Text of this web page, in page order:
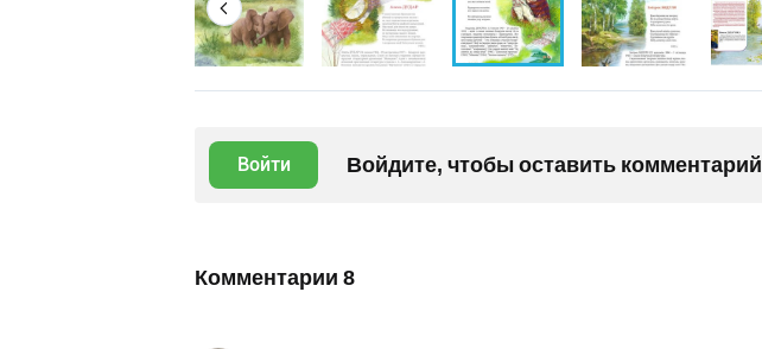
Войти Войдите, чтобы оставить комментарий
Комментарии 8